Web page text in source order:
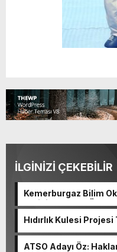
İLGİNİZİ ÇEKEBİLİR
Kemerburgaz Bilim
Tarihi Başarı: 6
Hıdırlık Kulesi
ATSO Adayı Öz: